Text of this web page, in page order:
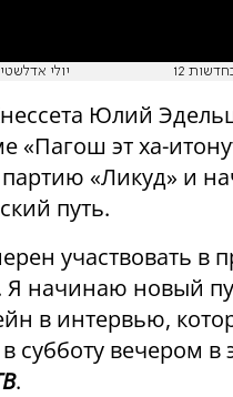
יולי 12
Юлий
«Пагош эт ха-
«Ликуд» и
путь.
участвовать в
Я начинаю новый
в интервью,
субботу вечером в
.